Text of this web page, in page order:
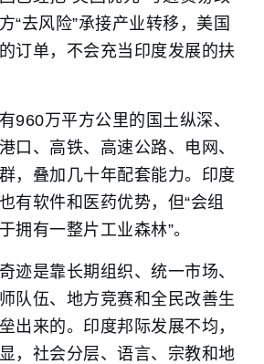
“去风险”承接产业转移，美国
订单，不会充当印度发展的扶
960万平方公里的国土纵深、
口、高铁、高速公路、电网、
，叠加几十年配套能力。印度
有软件和医药优势，但“会组
拥有一整片工业森林”。
迹是靠长期组织、统一市场、
队伍、地方竞赛和全民改善生
出来的。印度邦际发展不均，
，社会分层、语言、宗教和地